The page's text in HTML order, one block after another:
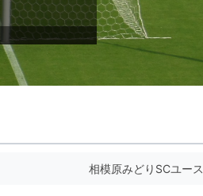
相模原みどりSCユース